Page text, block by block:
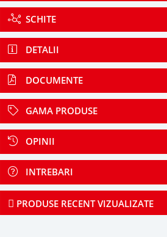
SCHITE
DETALII
DOCUMENTE
GAMA PRODUSE
OPINII
INTREBARI
PRODUSE RECENT VIZUALIZATE